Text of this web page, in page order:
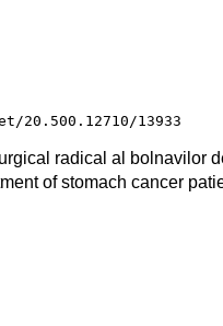
13933
radical al bolnavilor
of stomach cancer